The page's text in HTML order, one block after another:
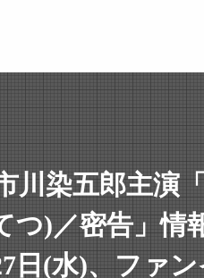
川染五郎主演
つ)／密告」情
日(水)、ファ